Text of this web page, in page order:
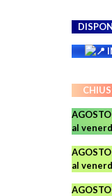
al
AGOSTO
al